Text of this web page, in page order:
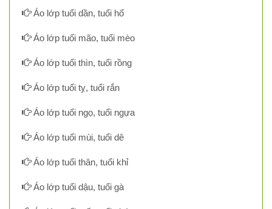
Áo lớp tuổi dần, tuổi hổ
Áo lớp tuổi mão, tuổi mèo
Áo lớp tuổi thìn, tuổi rồng
Áo lớp tuổi tỵ, tuổi rắn
Áo lớp tuổi ngọ, tuổi ngựa
Áo lớp tuổi mùi, tuổi dê
Áo lớp tuổi thân, tuổi khỉ
Áo lớp tuổi dậu, tuổi gà